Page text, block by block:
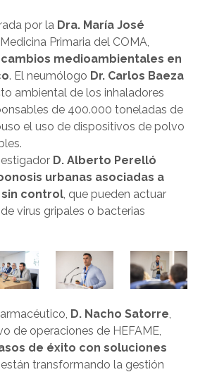
por la Dra. María José
Primaria del COMA,
cambios medioambientales en
. El neumólogo Dr. Carlos Baeza
ambiental de los inhaladores
de 400.000 toneladas de
el uso de dispositivos de polvo
D. Alberto Perelló
urbanas asociadas a
control , que pueden actuar
virus gripales o bacterias
D. Nacho Satorre,
de operaciones de HEFAME,
de éxito con soluciones
transformando la gestión